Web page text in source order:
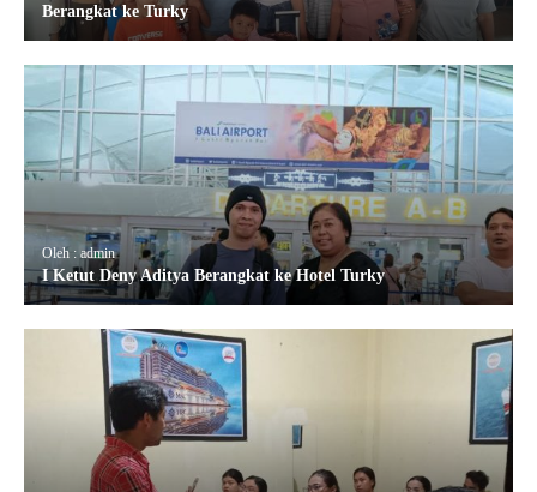
Berangkat ke Turky
Oleh : admin
I Ketut Deny Aditya Berangkat ke Hotel Turky